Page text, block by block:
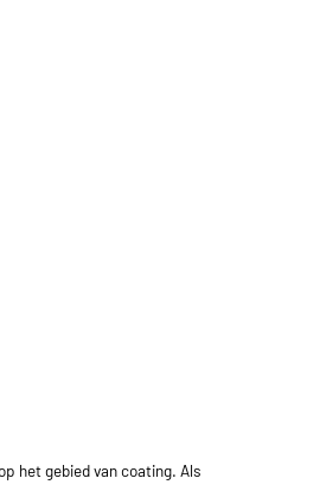
het gebied van coating. Als